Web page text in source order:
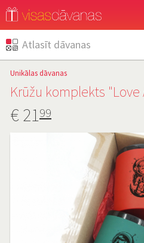
Atlasīt dāvanas
Unikālas dāvanas
Krūžu komplekts "Love
€21 99